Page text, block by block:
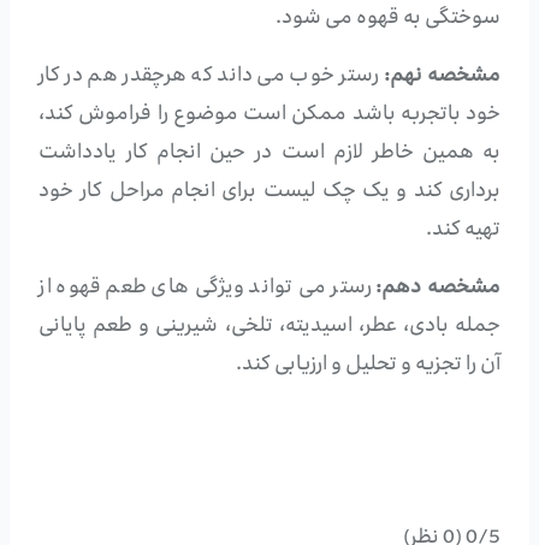
سوختگی به قهوه می شود.
مشخصه نهم: رستر خوب می داند که هرچقدر هم در کار
خود باتجربه باشد ممکن است موضوع را فراموش کند،
به همین خاطر لازم است در حین انجام کار یادداشت
برداری کند و یک چک لیست برای انجام مراحل کار خود
تهیه کند.
مشخصه دهم:رستر می‌ تواند ویژگی‌ های طعم قهوه از
جمله بادی، عطر، اسیدیته، تلخی، شیرینی و طعم پایانی
آن را تجزیه و تحلیل و ارزیابی کند.
0/5(0 نظر)